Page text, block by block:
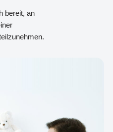
bereit, an